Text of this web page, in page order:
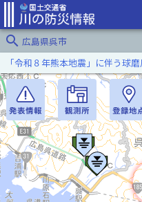
search 広島県呉市